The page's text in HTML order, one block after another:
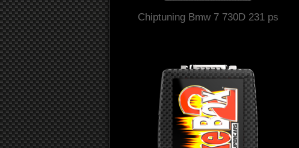
Chiptuning Bmw 7 730D 231 ps